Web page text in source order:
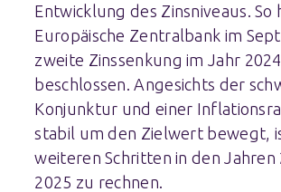
Entwicklung des Zinsniveaus. So
Europäische Zentralbank im
zweite Zinssenkung im Jahr 2024
beschlossen. Angesichts der
Konjunktur und einer
stabil um den Zielwert bewegt,
weiteren Schritten in den Jahren
2025 zu rechnen.